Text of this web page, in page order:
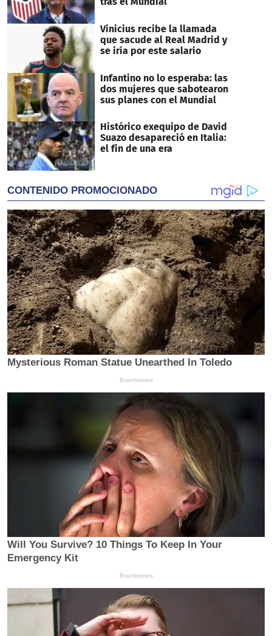
Vinicius recibe la llamada
que sacude al Real Madrid y
se iría por este salario
Infantino no lo esperaba: las
dos mujeres que sabotearon
sus planes con el Mundial
Histórico exequipo de David
Suazo desapareció en Italia:
el fin de una era